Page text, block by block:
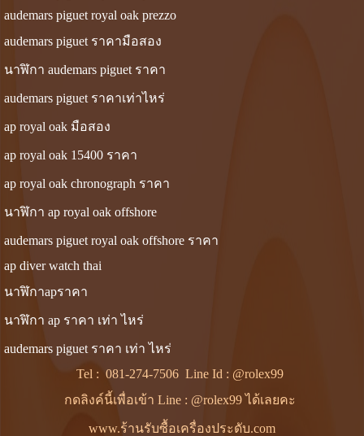
audemars piguet royal oak prezzo
audemars piguet ราคามือสอง
นาฬิกา audemars piguet ราคา
audemars piguet ราคาเท่าไหร่
ap royal oak มือสอง
ap royal oak 15400 ราคา
ap royal oak chronograph ราคา
นาฬิกา ap royal oak offshore
audemars piguet royal oak offshore ราคา
ap diver watch thai
นาฬิกาapราคา
นาฬิกา ap ราคา เท่า ไหร่
audemars piguet ราคา เท่า ไหร่
Tel :081-274-7506 Line Id : @rolex99
กดลิงค์นี้เพื่อเข้า Line : @rolex99 ได้เลยคะ
www.ร้านรับซื้อเครื่องประดับ.com